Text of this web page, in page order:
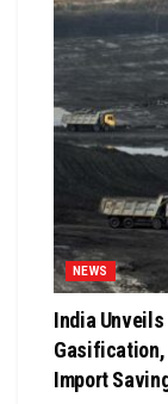
NEWS
India Unveils
Gasification,
Import